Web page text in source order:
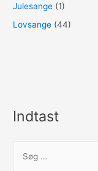
Julesange (1)
Lovsange (44)
Indtast